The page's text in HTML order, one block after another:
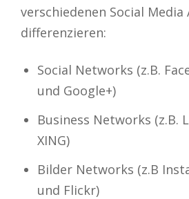
verschiedenen Social Media
differenzieren:
Social Networks (z.B.
und Google+)
Business Networks (z.B.
XING)
Bilder Networks (z.B
und Flickr)